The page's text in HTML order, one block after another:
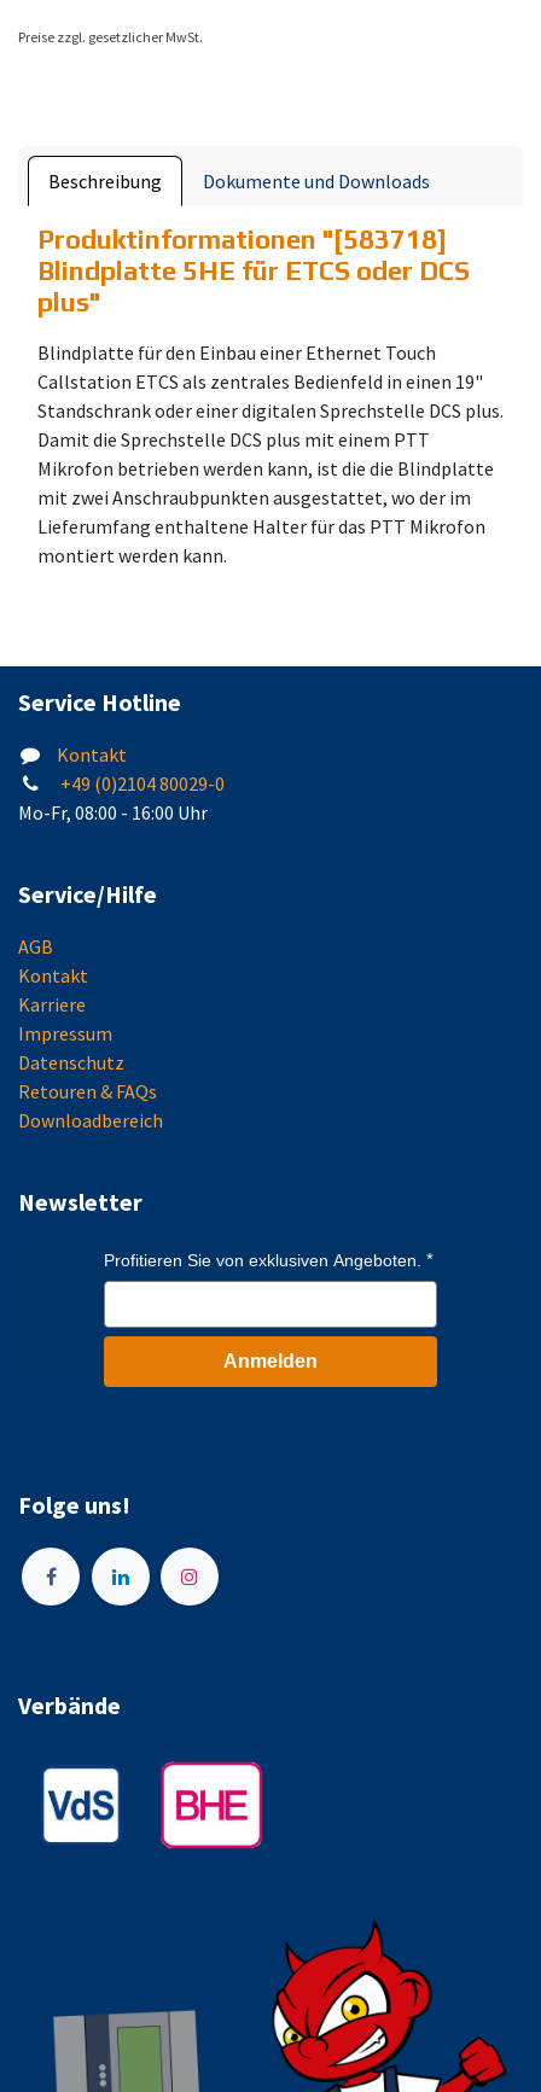
Preise zzgl. gesetzlicher MwSt.
Beschreibung Dokumente und Downloads
Produktinformationen "[583718]
Blindplatte 5HE für ETCS oder DCS
plus"
Blindplatte für den Einbau einer Ethernet Touch
Callstation ETCS als zentrales Bedienfeld in einen 19"
Standschrank oder einer digitalen Sprechstelle DCS plus.
Damit die Sprechstelle DCS plus mit einem PTT
Mikrofon betrieben werden kann, ist die die Blindplatte
mit zwei Anschraubpunkten ausgestattet, wo der im
Lieferumfang enthaltene Halter für das PTT Mikrofon
montiert werden kann.
Service Hotline
Kontakt
+49 (0)2104 80029-0
Mo-Fr, 08:00 - 16:00 Uhr
Service/Hilfe
AGB
Kontakt
Karriere
Impressum
Datenschutz
Retouren & FAQs
Downloadbereich
Newsletter
Profitieren Sie von exklusiven Angeboten.
Anmelden
Folge uns!
Verbände